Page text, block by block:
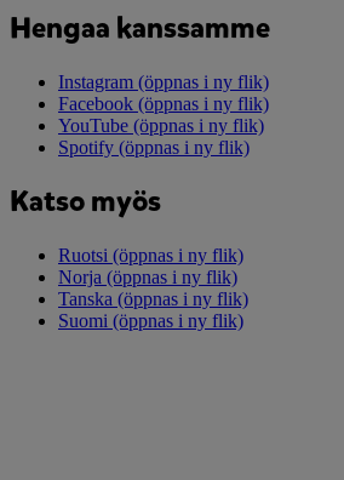
Hengaa kanssamme
Instagram (öppnas i ny flik)
Facebook (öppnas i ny flik)
YouTube (öppnas i ny flik)
Spotify (öppnas i ny flik)
Katso myös
Ruotsi (öppnas i ny flik)
Norja (öppnas i ny flik)
Tanska (öppnas i ny flik)
Suomi (öppnas i ny flik)